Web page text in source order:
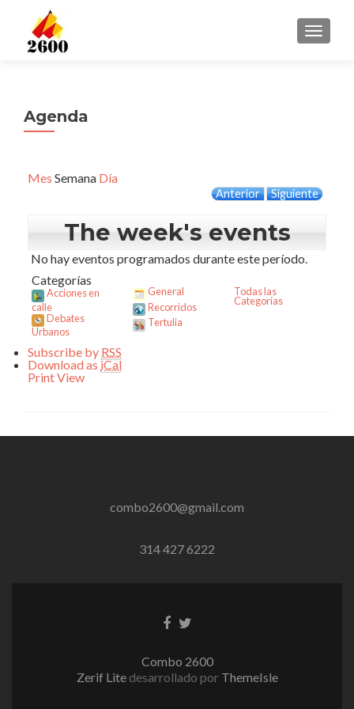
Agenda
Mes Semana Día
Anterior Siguiente
The week's events
No hay eventos programados durante este período.
Categorías
Acciones en
calle
Debates
Urbanos
General
Recorridos
Tertulia
Todas las
Categorías
Subscribe by RSS
Download as iCal
PrintView
combo2600@gmail.com
314 427 6222
EnlaceEnlace
Combo 2600
Zerif Lite desarrollado por ThemeIsle